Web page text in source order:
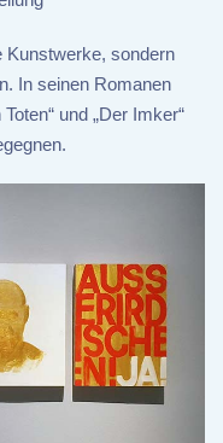
Kunstwerke, sondern
In seinen Romanen
und „Der Imker“